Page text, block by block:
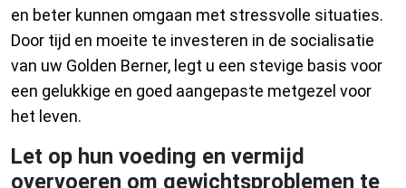
en beter kunnen omgaan met stressvolle situaties.
Door tijd en moeite te investeren in de socialisatie
van uw Golden Berner, legt u een stevige basis voor
een gelukkige en goed aangepaste metgezel voor
het leven.
Let op hun voeding en vermijd
overvoeren om gewichtsproblemen te